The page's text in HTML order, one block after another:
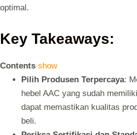
optimal.
Key Takeaways:
Contents show
Pilih Produsen Terpercaya:
hebel AAC yang sudah
dapat memastikan kualitas
beli.